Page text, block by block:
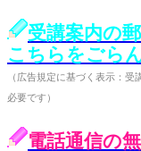
受講案内の
こちらをごら
（広告規定に基づく表示：
必要です）
電話通信の